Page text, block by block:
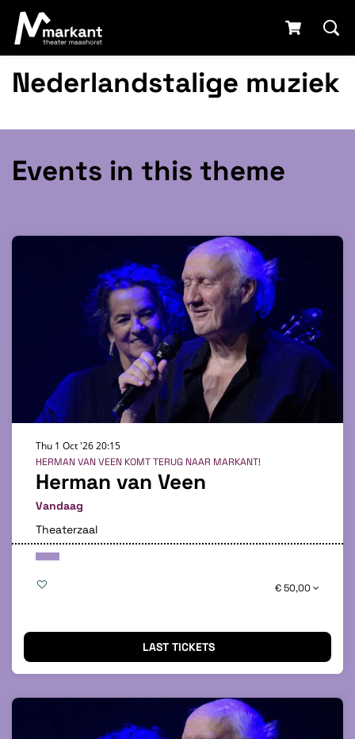
Nederlandstalige muziek
Events in this theme
Herman van Veen
Vandaag
HERMAN VAN VEEN KOMT TERUG NAAR MARKANT!
Thu 1 Oct '2620:15
Theaterzaal
€ 50,00
LAST TICKETS